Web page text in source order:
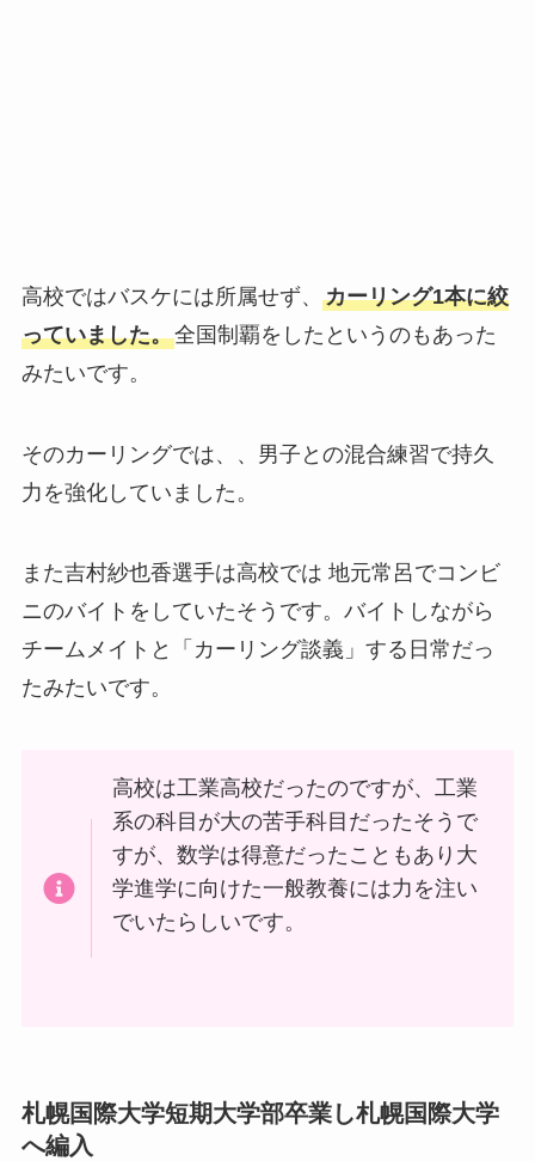
高校ではバスケには所属せず、 カーリング1本に絞
っていました。全国制覇をしたというのもあった
みたいです。
そのカーリングでは、、男子との混合練習で持久
力を強化していました。
また吉村紗也香選手は高校では 地元常呂でコンビ
ニのバイトをしていたそうです。バイトしながら
チームメイトと「カーリング談義」する日常だっ
たみたいです。
高校は工業高校だったのですが、工業
系の科目が大の苦手科目だったそうで
すが、数学は得意だったこともあり大
学進学に向けた一般教養には力を注い
でいたらしいです。
札幌国際大学短期大学部卒業し札幌国際大学
へ編入